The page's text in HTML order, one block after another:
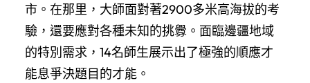
市。在那里，大師面對著2900多米高海拔的考
驗，還要應對各種未知的挑釁。面臨邊疆地域
的特別需求，14名師生展示出了極強的順應才
能息爭決題目的才能。